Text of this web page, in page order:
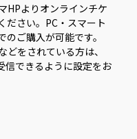
HPよりオンラインチケ
ださい。PC・スマート
ご購入が可能です。
をされている方は、
できるように設定をお